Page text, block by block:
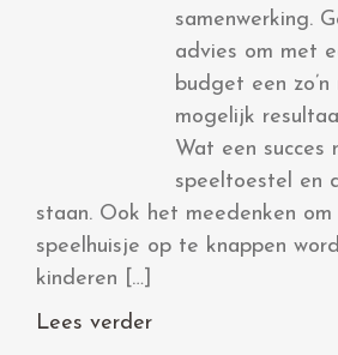
samenwerking.
advies om met
budget een zo’n
mogelijk
Wat een succes
speeltoestel en
staan. Ook het meedenken
speelhuisje op te knappen
kinderen […]
Lees verder